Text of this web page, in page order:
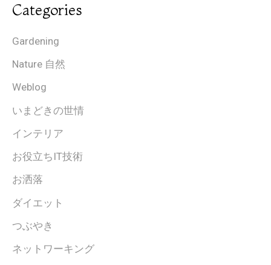
Categories
Gardening
Nature 自然
Weblog
いまどきの世情
インテリア
お役立ちIT技術
お洒落
ダイエット
つぶやき
ネットワーキング